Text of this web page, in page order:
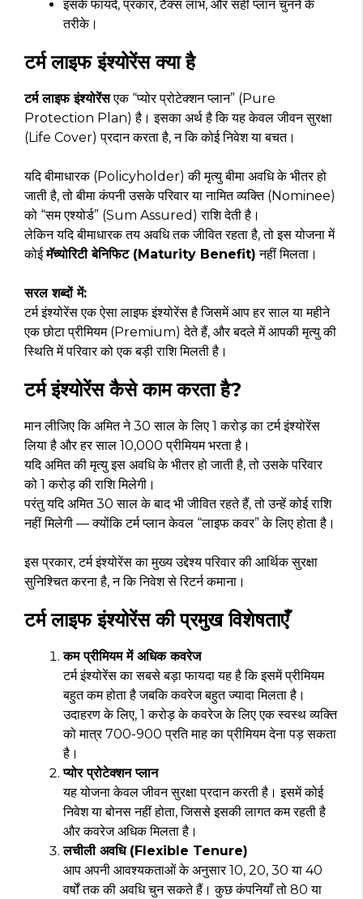
इसके फायदे, प्रकार, टैक्स लाभ, और सही प्लान चुनने के
तरीके।
टर्म लाइफ इंश्योरेंस क्या है
टर्म लाइफ इंश्योरेंसएक “प्योर प्रोटेक्शन प्लान” (Pure
Protection Plan) है। इसका अर्थ है कि यह केवल जीवन सुरक्षा
(Life Cover) प्रदान करता है, न कि कोई निवेश या बचत।
यदि बीमाधारक (Policyholder) की मृत्यु बीमा अवधि के भीतर हो
जाती है, तो बीमा कंपनी उसके परिवार या नामित व्यक्ति (Nominee)
को “सम एश्योर्ड” (Sum Assured) राशि देती है।
लेकिन यदि बीमाधारक तय अवधि तक जीवित रहता है, तो इस योजना में
कोईमॅच्योरिटी बेनिफिट (Maturity Benefit) नहीं मिलता।
सरल शब्दों में:
टर्म इंश्योरेंस एक ऐसा लाइफ इंश्योरेंस है जिसमें आप हर साल या महीने
एक छोटा प्रीमियम (Premium) देते हैं, और बदले में आपकी मृत्यु की
स्थिति में परिवार को एक बड़ी राशि मिलती है।
टर्म इंश्योरेंस कैसे काम करता है?
मान लीजिए कि अमित ने 30 साल के लिए ₹1 करोड़ का टर्म इंश्योरेंस
लिया है और हर साल ₹10,000 प्रीमियम भरता है।
यदि अमित की मृत्यु इस अवधि के भीतर हो जाती है, तो उसके परिवार
को ₹1 करोड़ की राशि मिलेगी।
परंतु यदि अमित 30 साल के बाद भी जीवित रहते हैं, तो उन्हें कोई राशि
नहीं मिलेगी — क्योंकि टर्म प्लान केवल “लाइफ कवर” के लिए होता है।
इस प्रकार, टर्म इंश्योरेंस का मुख्य उद्देश्य परिवार की आर्थिक सुरक्षा
सुनिश्चित करना है, न कि निवेश से रिटर्न कमाना।
टर्म लाइफ इंश्योरेंस की प्रमुख विशेषताएँ
कम प्रीमियम में अधिक कवरेज
टर्म इंश्योरेंस का सबसे बड़ा फायदा यह है कि इसमें प्रीमियम
बहुत कम होता है जबकि कवरेज बहुत ज्यादा मिलता है।
उदाहरण के लिए, ₹1 करोड़ के कवरेज के लिए एक स्वस्थ व्यक्ति
को मात्र ₹700-₹900 प्रति माह का प्रीमियम देना पड़ सकता
है।
प्योर प्रोटेक्शन प्लान
यह योजना केवल जीवन सुरक्षा प्रदान करती है। इसमें कोई
निवेश या बोनस नहीं होता, जिससे इसकी लागत कम रहती है
और कवरेज अधिक मिलता है।
लचीली अवधि (Flexible Tenure)
आप अपनी आवश्यकताओं के अनुसार 10, 20, 30 या 40
वर्षों तक की अवधि चुन सकते हैं। कुछ कंपनियाँ तो 80 या